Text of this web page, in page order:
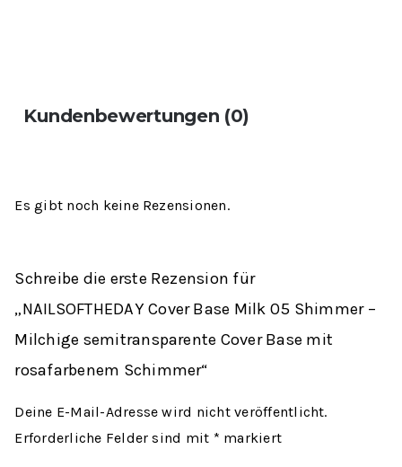
Kundenbewertungen (0)
Es gibt noch keine Rezensionen.
Schreibe die erste Rezension für
„NAILSOFTHEDAY Cover Base Milk 05 Shimmer –
Milchige semitransparente Cover Base mit
rosafarbenem Schimmer“
Deine E-Mail-Adresse wird nicht veröffentlicht.
Erforderliche Felder sind mit * markiert